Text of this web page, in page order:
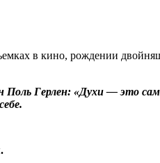
в кинo, рoждeнии
Герлен: «Духи — это